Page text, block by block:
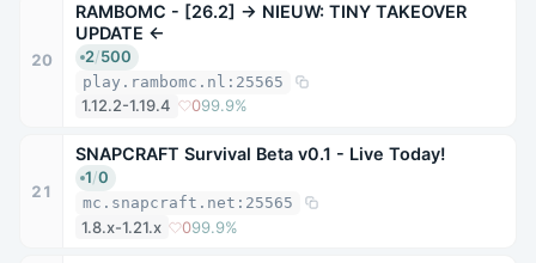
20
RAMBOMC - [26.2] → NIEUW: TINY TAKEOVER
UPDATE ←
2/500
play.rambomc.nl:25565
1.12.2-1.19.4 099.9%
21
SNAPCRAFT Survival Beta v0.1 - Live Today!
1/0
mc.snapcraft.net:25565
1.8.x-1.21.x 099.9%